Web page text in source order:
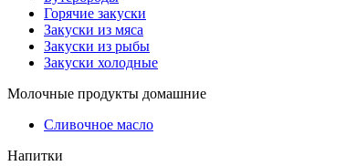
Горячие закуски
Закуски из мяса
Закуски из рыбы
Закуски холодные
Молочные продукты домашние
Сливочное масло
Напитки